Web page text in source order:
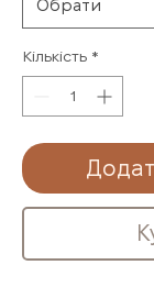
Кількість *